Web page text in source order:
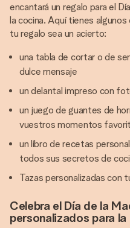
encantará un regalo para el
la cocina. Aquí tienes
tu regalo sea un acierto:
una tabla de cortar o de
dulce mensaje
un delantal impreso con
un juego de guantes de
vuestros momentos
un libro de recetas
todos sus secretos de
Tazas personalizadas
Celebra el Día de la
personalizados para